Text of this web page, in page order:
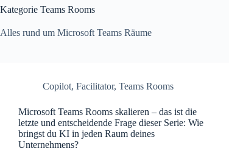
Kategorie Teams Rooms
Alles rund um Microsoft Teams Räume
Copilot, Facilitator, Teams Rooms
Microsoft Teams Rooms skalieren – das ist die
letzte und entscheidende Frage dieser Serie: Wie
bringst du KI in jeden Raum deines
Unternehmens?